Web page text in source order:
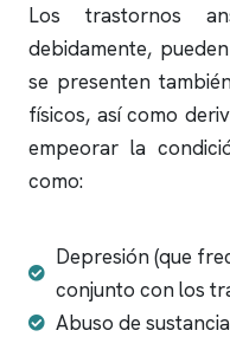
Los trastornos
debidamente,
se presenten
físicos, así como
empeorar la
como:
Depresión (que
conjunto con los
Abuso de